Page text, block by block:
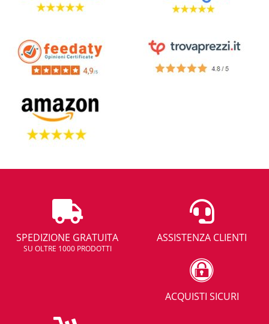
SPEDIZIONE GRATUITA
SU OLTRE 1000 PRODOTTI
ASSISTENZA CLIENTI
ACQUISTI SICURI